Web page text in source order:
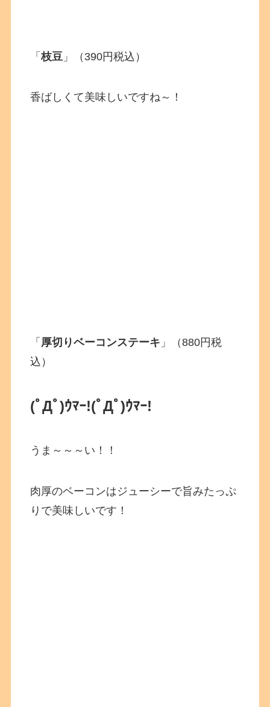
「枝豆 」（390円税込）
香ばしくて美味しいですね～！
「 厚切りベーコンステーキ 」（880円税
込）
(ﾟДﾟ)ｳﾏｰ!(ﾟДﾟ)ｳﾏｰ!
うま～～～い！！
肉厚のベーコンはジューシーで旨みたっぷ
りで美味しいです！